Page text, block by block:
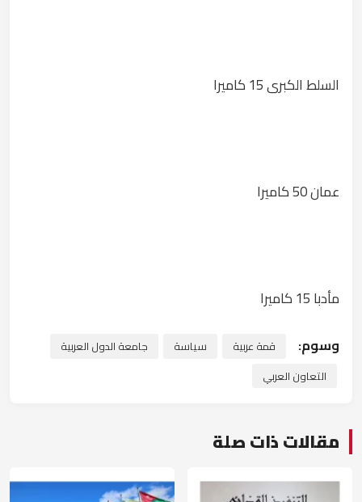
السلط الكبرى 15 كاميرا
عمان 50 كاميرا
مأدبا 15 كاميرا
وسوم: قمة عربية سياسة
جامعة الدول العربية
التعاون العربي
مقالات ذات صلة